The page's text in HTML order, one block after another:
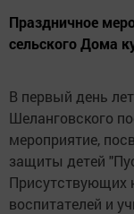
Праздничное
сельского Дома
В первый день
Шеланговского
мероприятие,
защиты детей
Присутствующих
воспитателей и